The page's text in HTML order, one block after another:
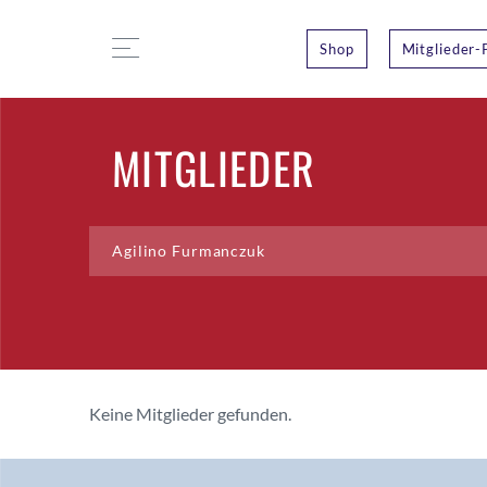
Shop Mitglieder-
MITGLIEDER
Keine Mitglieder gefunden.